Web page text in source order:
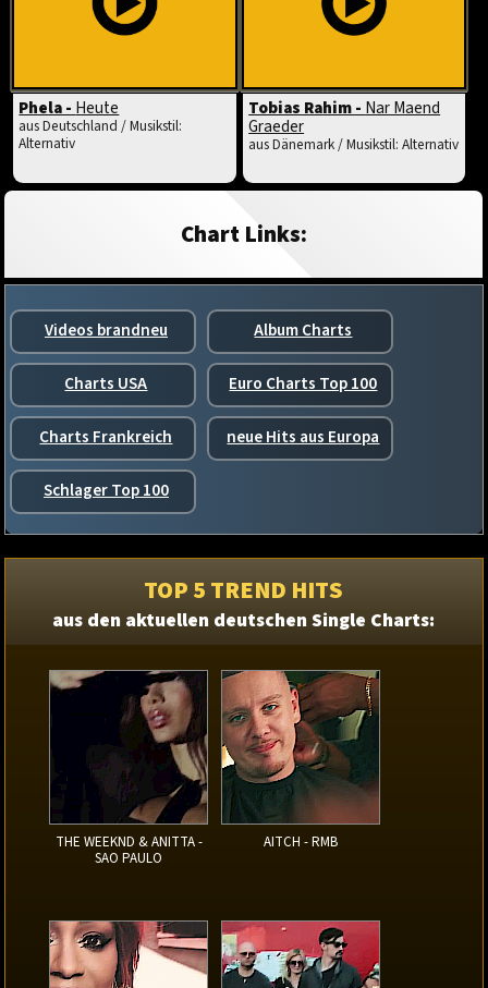
Phela -Heute
aus Deutschland / Musikstil:
Alternativ
Tobias Rahim -Nar Maend
Graeder
aus Dänemark / Musikstil: Alternativ
Chart Links:
Videos brandneu Album Charts
Charts USA Euro Charts Top 100
Charts Frankreich neue Hits aus Europa
Schlager Top 100
TOP 5 TREND HITS
aus den aktuellen deutschen Single Charts:
THE WEEKND & ANITTA -
SAO PAULO
AITCH - RMB